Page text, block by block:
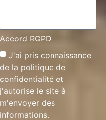
Accord RGPD
J'ai pris connaissance
de la politique de
confidentialité et
j'autorise le site à
m'envoyer des
informations.